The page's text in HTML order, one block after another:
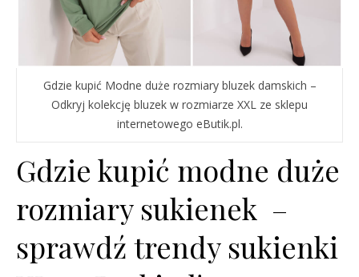
Gdzie kupić Modne duże rozmiary bluzek damskich –
Odkryj kolekcję bluzek w rozmiarze XXL ze sklepu
internetowego eButik.pl.
Gdzie kupić modne duże
rozmiary sukienek –
sprawdź trendy sukienki